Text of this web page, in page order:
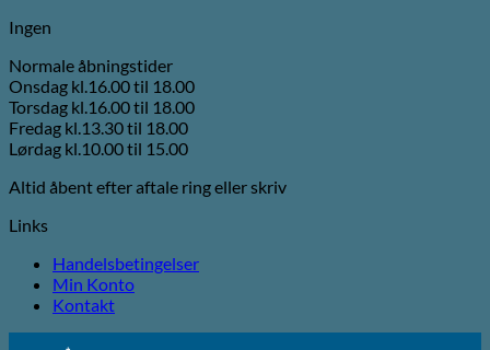
Ingen
Normale åbningstider
Onsdag kl.16.00 til 18.00
Torsdag kl.16.00 til 18.00
Fredag kl.13.30 til 18.00
Lørdag kl.10.00 til 15.00
Altid åbent efter aftale ring eller skriv
Links
Handelsbetingelser
Min Konto
Kontakt